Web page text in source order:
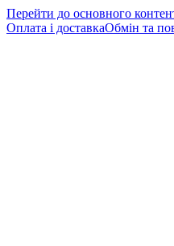
Перейти до основного
Оплата і доставкаОбмін та